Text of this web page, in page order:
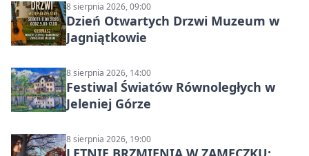
8 sierpnia 2026, 09:00
Dzień Otwartych Drzwi Muzeum w
Jagniątkowie
8 sierpnia 2026, 14:00
Festiwal Światów Równoległych w
Jeleniej Górze
8 sierpnia 2026, 19:00